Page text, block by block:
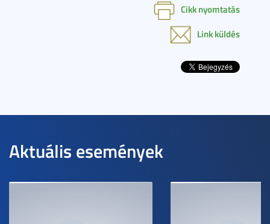
Cikk nyomtatás
Link küldés
Aktuális események